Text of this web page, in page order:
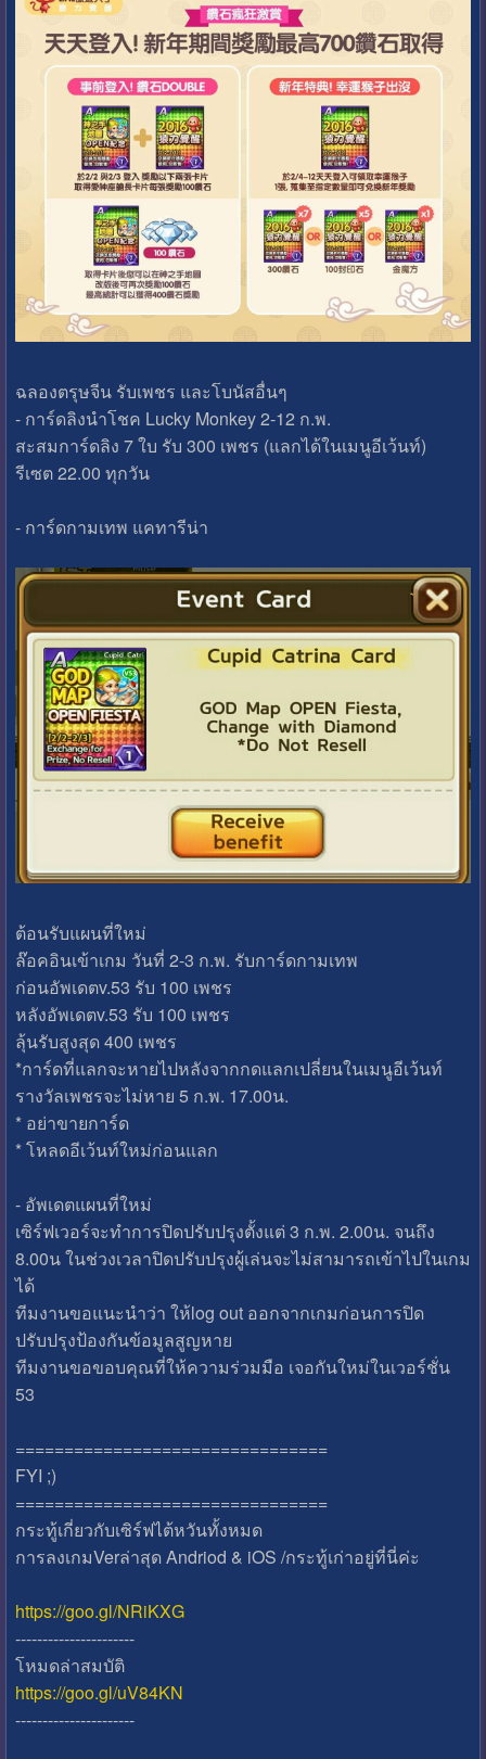
ฉลองตรุษจีน รับเพชร และโบนัสอื่นๆ
- การ์ดลิงนำโชค Lucky Monkey 2-12 ก.พ.
สะสมการ์ดลิง 7 ใบ รับ 300 เพชร (แลกได้ในเมนูอีเว้นท์)
รีเซต 22.00 ทุกวัน
- การ์ดกามเทพ แคทารีน่า
ต้อนรับแผนที่ใหม่
ล๊อคอินเข้าเกม วันที่ 2-3 ก.พ. รับการ์ดกามเทพ
ก่อนอัพเดตv.53 รับ 100 เพชร
หลังอัพเดตv.53 รับ 100 เพชร
ลุ้นรับสูงสุด 400 เพชร
*การ์ดที่แลกจะหายไปหลังจากกดแลกเปลี่ยนในเมนูอีเว้นท์
รางวัลเพชรจะไม่หาย 5 ก.พ. 17.00น.
* อย่าขายการ์ด
* โหลดอีเว้นท์ใหม่ก่อนแลก
- อัพเดตแผนที่ใหม่
เซิร์ฟเวอร์จะทำการปิดปรับปรุงตั้งแต่ 3 ก.พ. 2.00น. จนถึง
8.00น ในช่วงเวลาปิดปรับปรุงผู้เล่นจะไม่สามารถเข้าไปในเกม
ได้
ทีมงานขอแนะนำว่า ให้log out ออกจากเกมก่อนการปิด
ปรับปรุงป้องกันข้อมูลสูญหาย
ทีมงานขอขอบคุณที่ให้ความร่วมมือ เจอกันใหม่ในเวอร์ชั่น
53
================================
FYI ;)
================================
กระทู้เกี่ยวกับเซิร์ฟไต้หวันทั้งหมด
การลงเกมVerล่าสุด Andriod & iOS /กระทู้เก่าอยู่ที่นี่ค่ะ
https://goo.gl/NRiKXG
----------------------
โหมดล่าสมบัติ
https://goo.gl/uV84KN
----------------------